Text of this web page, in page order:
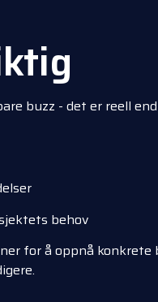
buzz - det er reell
behov
for å oppnå konkrete